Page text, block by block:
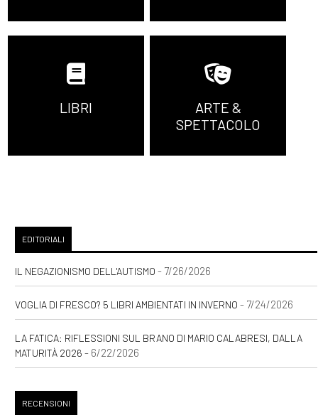
LIBRI
ARTE &
SPETTACOLO
EDITORIALI
IL NEGAZIONISMO DELL'AUTISMO - 7/26/2026
VOGLIA DI FRESCO? 5 LIBRI AMBIENTATI IN INVERNO - 7/24/2026
LA FATICA: RIFLESSIONI SUL BRANO DI MARIO CALABRESI, DALLA
MATURITÀ 2026 - 6/22/2026
RECENSIONI